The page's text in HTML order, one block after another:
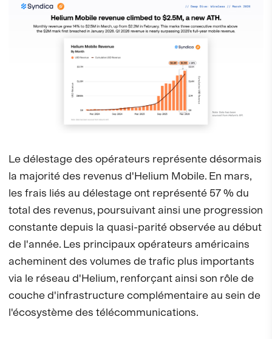
Le délestage des opérateurs représente désormais
la majorité des revenus d'Helium Mobile. En mars,
les frais liés au délestage ont représenté 57 % du
total des revenus, poursuivant ainsi une progression
constante depuis la quasi-parité observée au début
de l'année. Les principaux opérateurs américains
acheminent des volumes de trafic plus importants
via le réseau d'Helium, renforçant ainsi son rôle de
couche d'infrastructure complémentaire au sein de
l'écosystème des télécommunications.